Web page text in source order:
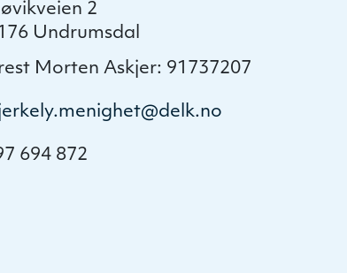
2
Undrumsdal
Morten Askjer: 91737207
694 872